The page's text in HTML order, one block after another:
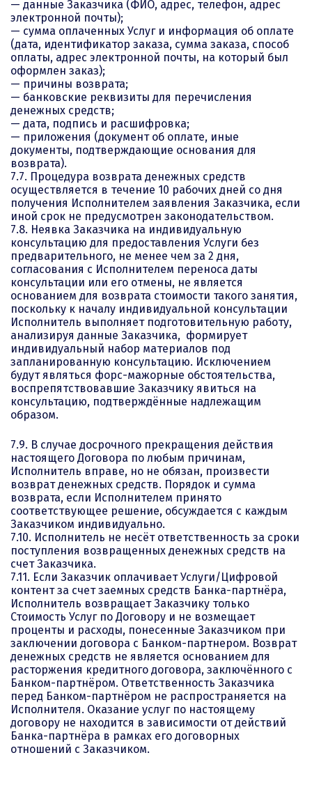
— данные Заказчика (ФИО, адрес, телефон, адрес
электронной почты);
— сумма оплаченных Услуг и информация об оплате
(дата, идентификатор заказа, сумма заказа, способ
оплаты, адрес электронной почты, на который был
оформлен заказ);
— причины возврата;
— банковские реквизиты для перечисления
денежных средств;
— дата, подпись и расшифровка;
— приложения (документ об оплате, иные
документы, подтверждающие основания для
возврата).
7.7. Процедура возврата денежных средств
осуществляется в течение 10 рабочих дней со дня
получения Исполнителем заявления Заказчика, если
иной срок не предусмотрен законодательством.
7.8. Неявка Заказчика на индивидуальную
консультацию для предоставления Услуги без
предварительного, не менее чем за 2 дня,
согласования с Исполнителем переноса даты
консультации или его отмены, не является
основанием для возврата стоимости такого занятия,
поскольку к началу индивидуальной консультации
Исполнитель выполняет подготовительную работу,
анализируя данные Заказчика, формирует
индивидуальный набор материалов под
запланированную консультацию. Исключением
будут являться форс-мажорные обстоятельства,
воспрепятствовавшие Заказчику явиться на
консультацию, подтверждённые надлежащим
образом.
7.9. В случае досрочного прекращения действия
настоящего Договора по любым причинам,
Исполнитель вправе, но не обязан, произвести
возврат денежных средств. Порядок и сумма
возврата, если Исполнителем принято
соответствующее решение, обсуждается с каждым
Заказчиком индивидуально.
7.10. Исполнитель не несёт ответственность за сроки
поступления возвращенных денежных средств на
счет Заказчика.
7.11. Если Заказчик оплачивает Услуги/Цифровой
контент за счет заемных средств Банка-партнёра,
Исполнитель возвращает Заказчику только
Стоимость Услуг по Договору и не возмещает
проценты и расходы, понесенные Заказчиком при
заключении договора с Банком-партнером. Возврат
денежных средств не является основанием для
расторжения кредитного договора, заключённого с
Банком-партнёром. Ответственность Заказчика
перед Банком-партнёром не распространяется на
Исполнителя. Оказание услуг по настоящему
договору не находится в зависимости от действий
Банка-партнёра в рамках его договорных
отношений с Заказчиком.